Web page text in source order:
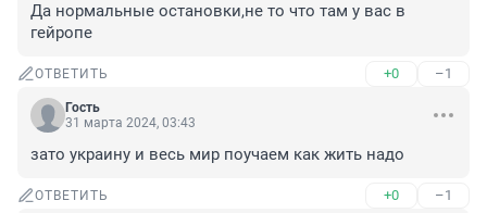
Да нормальные остановки,не то что там у вас в
гейропе
ОТВЕТИТЬ +0 –1
Гость
31 марта 2024, 03:43
зато украину и весь мир поучаем как жить надо
ОТВЕТИТЬ +0 –1